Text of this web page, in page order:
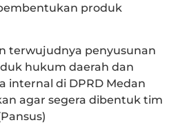
produk
terwujudnya penyusunan
hukum daerah dan
internal di DPRD Medan
agar segera dibentuk tim